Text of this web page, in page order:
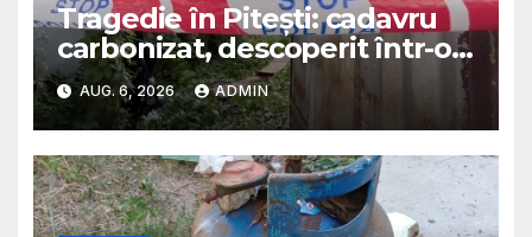
Tragedie în Pitești: cadavru
carbonizat, descoperit într-o
casă abandonată
AUG. 6, 2026 ADMIN